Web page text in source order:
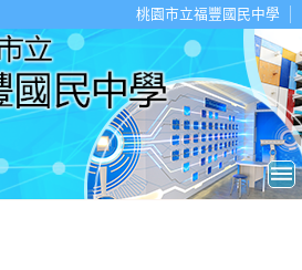
桃園市立福豐國民中學